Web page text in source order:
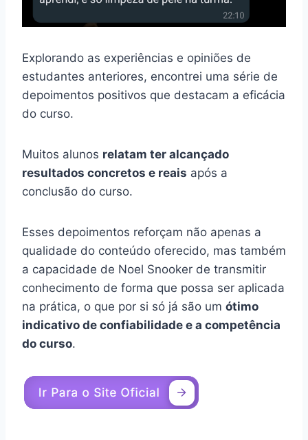
Explorando as experiências e opiniões de
estudantes anteriores, encontrei uma série de
depoimentos positivos que destacam a eficácia
do curso.
Muitos alunos relatam ter alcançado
resultados concretos e reais após a
conclusão do curso.
Esses depoimentos reforçam não apenas a
qualidade do conteúdo oferecido, mas também
a capacidade de Noel Snooker de transmitir
conhecimento de forma que possa ser aplicada
na prática, o que por si só já são um ótimo
indicativo de confiabilidade e a competência
do curso.